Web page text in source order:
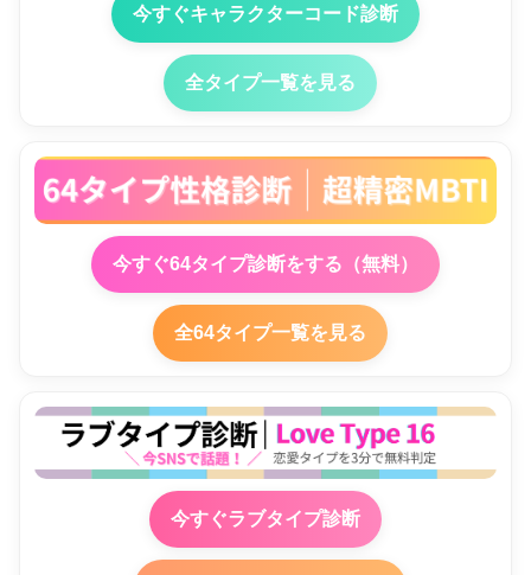
今すぐキャラクターコード診断
全タイプ一覧を見る
今すぐ64タイプ診断をする（無料）
全64タイプ一覧を見る
今すぐラブタイプ診断